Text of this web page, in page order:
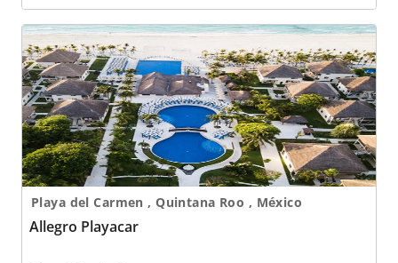
Allegro Playacar
Playa del Carmen , Quintana Roo , México
Allegro Playacar